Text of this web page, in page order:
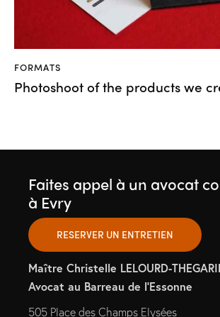
FORMATS
Photoshoot of the products we
Faites appel à un avocat
à Evry
RESERVER UN ENTRETIEN
Maître Christelle LELOURD-
Avocat au Barreau de l’Essonne
505 Place des Champs Elysées